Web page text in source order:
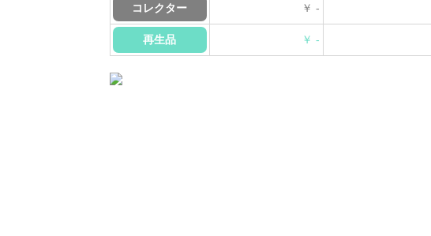
コレクター ￥ -
再生品 ￥ -